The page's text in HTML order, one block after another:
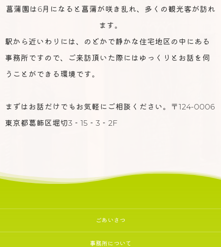
菖蒲園は6月になると菖蒲が咲き乱れ、多くの観光客が訪れ
ます。
駅から近いわりには、のどかで静かな住宅地区の中にある
事務所ですので、ご来訪頂いた際にはゆっくりとお話を伺
うことができる環境です。
まずはお話だけでもお気軽にご相談ください。〒124-0006
東京都葛飾区堀切3‐15‐3‐2F
ごあいさつ
事務所について